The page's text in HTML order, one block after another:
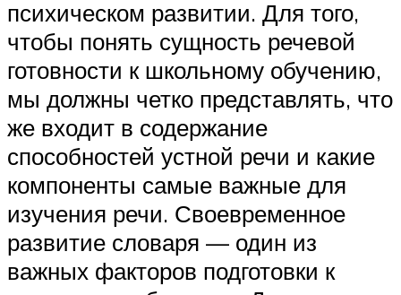
психическом развитии. Для того,
чтобы понять сущность речевой
готовности к школьному обучению,
мы должны четко представлять, что
же входит в содержание
способностей устной речи и какие
компоненты самые важные для
изучения речи. Своевременное
развитие словаря — один из
важных факторов подготовки к